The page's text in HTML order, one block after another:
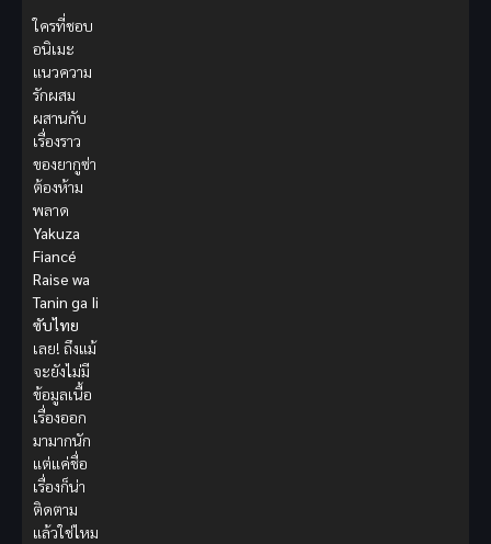
ใครที่ชอบ
อนิเมะ
แนวความ
รักผสม
ผสานกับ
เรื่องราว
ของยากูซ่า
ต้องห้าม
พลาด
Yakuza
Fiancé
Raise wa
Tanin ga Ii
ซับไทย
เลย! ถึงแม้
จะยังไม่มี
ข้อมูลเนื้อ
เรื่องออก
มามากนัก
แต่แค่ชื่อ
เรื่องก็น่า
ติดตาม
แล้วใช่ไหม